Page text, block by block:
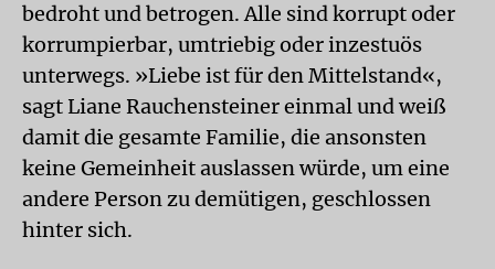
bedroht und betrogen. Alle sind korrupt oder
korrumpierbar, umtriebig oder inzestuös
unterwegs. »Liebe ist für den Mittelstand«,
sagt Liane Rauchensteiner einmal und weiß
damit die gesamte Familie, die ansonsten
keine Gemeinheit auslassen würde, um eine
andere Person zu demütigen, geschlossen
hinter sich.